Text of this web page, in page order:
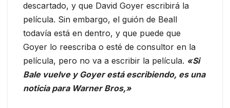
descartado, y que David Goyer escribirá la
película. Sin embargo, el guión de Beall
todavía está en dentro, y que puede que
Goyer lo reescriba o esté de consultor en la
película, pero no va a escribir la película. «Si
Bale vuelve y Goyer está escribiendo, es una
noticia para Warner Bros,»